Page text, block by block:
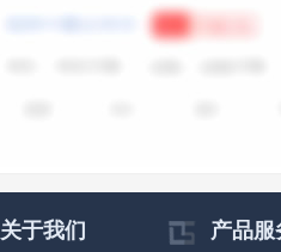
关于我们 产品服